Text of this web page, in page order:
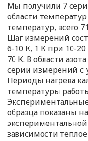
Мы получили 7
области
температур, всего
Шаг измерений
6-10 К, 1 К при 10-
70 К. В области
серии измерений
Периоды нагрева
температуры
образца показаны на
зависимости